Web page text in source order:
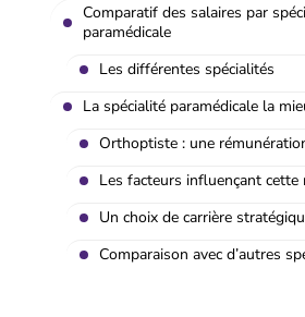
Comparatif des salaires par
paramédicale
Les différentes spécialités
La spécialité paramédicale la
Orthoptiste : une
Les facteurs influençant cette
Un choix de carrière
Comparaison avec d’autres